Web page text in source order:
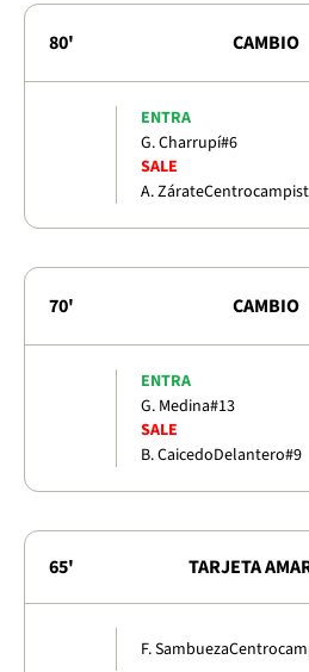
80' CAMBIO
ENTRA
G. Charrupí#6
SALE
A. Zárate
70' CAMBIO
ENTRA
G. Medina#13
SALE
B. CaicedoDelantero#9
65' TARJETA
F. Sambueza